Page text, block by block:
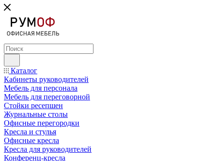
Каталог
Кабинеты руководителей
Мебель для персонала
Мебель для переговорной
Стойки ресепшен
Журнальные столы
Офисные перегородки
Кресла и стулья
Офисные кресла
Кресла для руководителей
Конференц-кресла